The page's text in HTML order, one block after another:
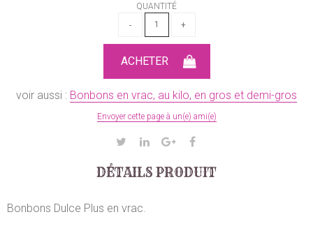
QUANTITÉ
voir aussi : Bonbons en vrac, au kilo, en gros et demi-gros
Envoyer cette page à un(e) ami(e)
DÉTAILS PRODUIT
Bonbons Dulce Plus en vrac.